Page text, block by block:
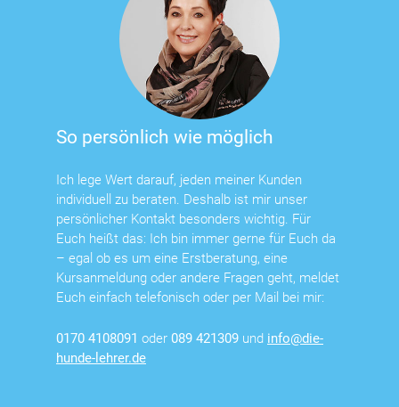
So persönlich wie möglich
Ich lege Wert darauf, jeden meiner Kunden
individuell zu beraten. Deshalb ist mir unser
persönlicher Kontakt besonders wichtig. Für
Euch heißt das: Ich bin immer gerne für Euch da
– egal ob es um eine Erstberatung, eine
Kursanmeldung oder andere Fragen geht, meldet
Euch einfach telefonisch oder per Mail bei mir:
0170 4108091 oder 089 421309 und info@die-
hunde-lehrer.de